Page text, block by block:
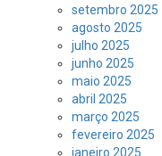
setembro 2025
agosto 2025
julho 2025
junho 2025
maio 2025
abril 2025
março 2025
fevereiro 2025
janeiro 2025